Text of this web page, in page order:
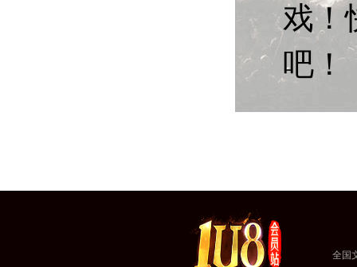
戏！
吧！
全国